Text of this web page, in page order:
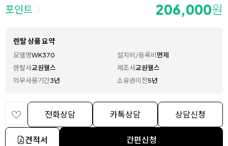
포인트 206,000원
렌탈 상품 요약
모델명WK370 설치비/등록비면제
렌탈사교원웰스 제조사교원웰스
의무사용기간3년 소유권이전5년
전화상담 카톡상담 상담신청
견적서 간편신청